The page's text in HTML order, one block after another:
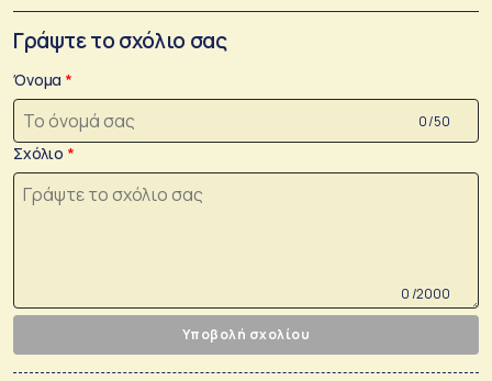
Γράψτε το σχόλιο σας
Όνομα
0 /50
Σχόλιο
0 /2000
Υποβολή σχολίου